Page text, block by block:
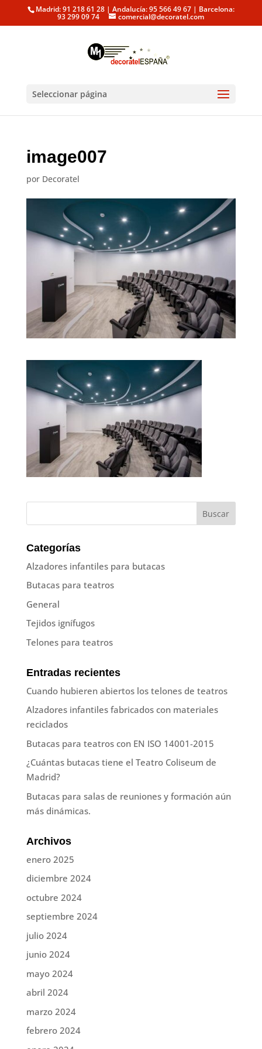
Madrid: 91 218 61 28 | Andalucía: 95 566 49 67 | Barcelona:
93 299 09 74 comercial@decoratel.com
Seleccionar página
image007
por Decoratel
Categorías
Alzadores infantiles para butacas
Butacas para teatros
General
Tejidos ignífugos
Telones para teatros
Entradas recientes
Cuando hubieren abiertos los telones de teatros
Alzadores infantiles fabricados con materiales
reciclados
Butacas para teatros con EN ISO 14001-2015
¿Cuántas butacas tiene el Teatro Coliseum de
Madrid?
Butacas para salas de reuniones y formación aún
más dinámicas.
Archivos
enero 2025
diciembre 2024
octubre 2024
septiembre 2024
julio 2024
junio 2024
mayo 2024
abril 2024
marzo 2024
febrero 2024